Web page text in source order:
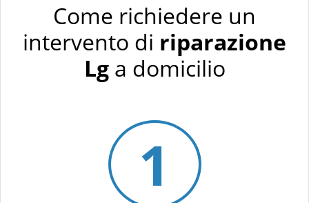
Come richiedere un
intervento di riparazione
Lga domicilio
1